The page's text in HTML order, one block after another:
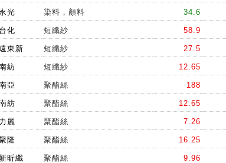
光 染料，顏料 34.6
化 短纖紗 58.9
東新 短纖紗 27.5
紡 短纖紗 12.65
亞 聚酯絲 188
紡 聚酯絲 12.65
麗 聚酯絲 7.26
隆 聚酯絲 16.25
昕纖 聚酯絲 9.96